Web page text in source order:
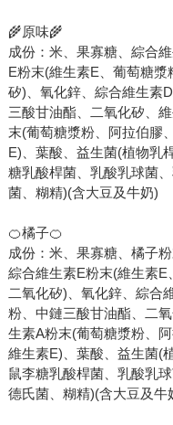
🌾原味🌾
成份：米、果寡糖、綜合
E粉末(維生素E、葡萄糖
矽)、氧化鋅、綜合維生素
三酸甘油酯、二氧化矽、
末(葡萄糖漿粉、阿拉伯膠
E)、葉酸、益生菌(植物乳
糖乳酸桿菌、乳酸乳球菌
菌、糊精)(含大豆及牛奶)
🍊橘子🍊
成份：米、果寡糖、橘子
綜合維生素E粉末(維生素E
二氧化矽)、氧化鋅、綜合
粉、中鏈三酸甘油酯、二
生素A粉末(葡萄糖漿粉、
維生素E)、葉酸、益生菌(
鼠李糖乳酸桿菌、乳酸乳
德氏菌、糊精)(含大豆及牛